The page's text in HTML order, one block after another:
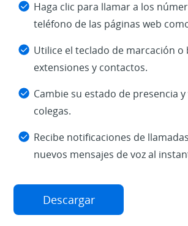
Haga clic para llamar a los
teléfono de las páginas web
Utilice el teclado de marcación o
extensiones y contactos.
Cambie su estado de presencia y
colegas.
Recibe notificaciones de
nuevos mensajes de voz al
Descargar